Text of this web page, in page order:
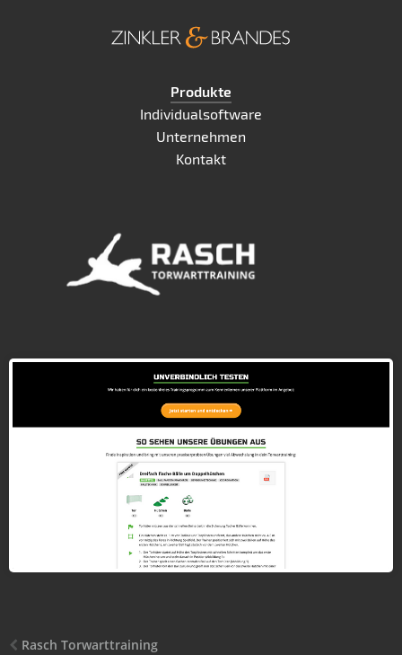
Produkte
Individualsoftware
Unternehmen
Kontakt
Rasch Torwarttraining